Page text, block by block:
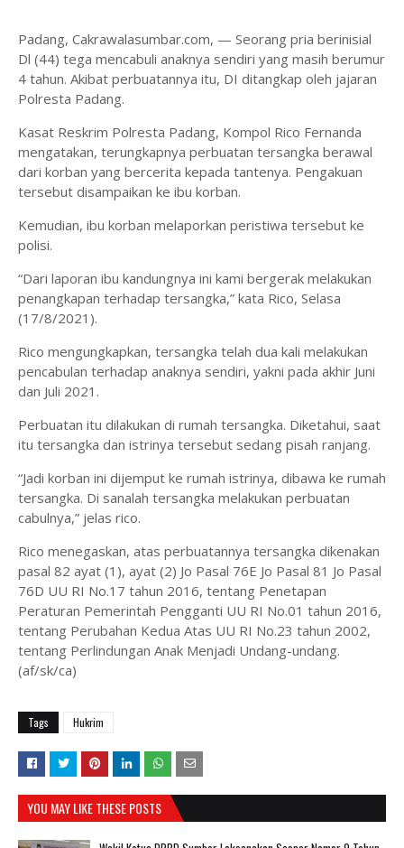
Padang, Cakrawalasumbar.com, — Seorang pria berinisial
Dl (44) tega mencabuli anaknya sendiri yang masih berumur
4 tahun. Akibat perbuatannya itu, DI ditangkap oleh jajaran
Polresta Padang.
Kasat Reskrim Polresta Padang, Kompol Rico Fernanda
mengatakan, terungkapnya perbuatan tersangka berawal
dari korban yang bercerita kepada tantenya. Pengakuan
tersebut disampaikan ke ibu korban.
Kemudian, ibu korban melaporkan peristiwa tersebut ke
polisi.
“Dari laporan ibu kandungnya ini kami bergerak melakukan
penangkapan terhadap tersangka,” kata Rico, Selasa
(17/8/2021).
Rico mengungkapkan, tersangka telah dua kali melakukan
pencabulan terhadap anaknya sendiri, yakni pada akhir Juni
dan Juli 2021.
Perbuatan itu dilakukan di rumah tersangka. Diketahui, saat
itu tersangka dan istrinya tersebut sedang pisah ranjang.
“Jadi korban ini dijemput ke rumah istrinya, dibawa ke rumah
tersangka. Di sanalah tersangka melakukan perbuatan
cabulnya,” jelas rico.
Rico menegaskan, atas perbuatannya tersangka dikenakan
pasal 82 ayat (1), ayat (2) Jo Pasal 76E Jo Pasal 81 Jo Pasal
76D UU RI No.17 tahun 2016, tentang Penetapan
Peraturan Pemerintah Pengganti UU RI No.01 tahun 2016,
tentang Perubahan Kedua Atas UU RI No.23 tahun 2002,
tentang Perlindungan Anak Menjadi Undang-undang.
(af/sk/ca)
Tags Hukrim
YOU MAY LIKE THESE POSTS